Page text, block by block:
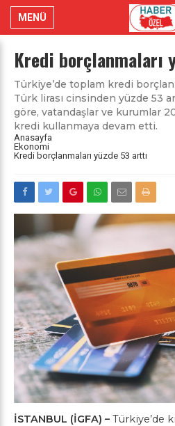
MENÜ
Kredi borçlanmaları
Türkiye’de toplam kredi
Türk lirası cinsinden yüzde 53
göre, vatandaşlar ve kurumlar
kredi kullanmaya devam etti.
Anasayfa
Ekonomi
Kredi borçlanmaları yüzde 53 arttı
İSTANBUL (İGFA) – Türkiye’de